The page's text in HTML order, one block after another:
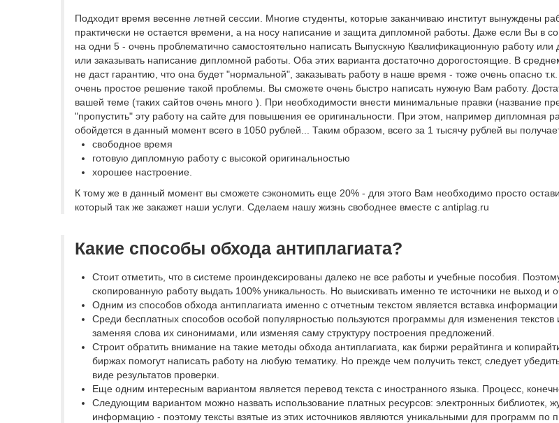
Подходит время весенне летней сессии. Многие студенты, которые заканчиваю институт вынуждены
практически не остается времени, а на носу написание и защита дипломной работы. Даже если Вы в
на одни 5 - очень проблематично самостоятельно написать Выпускную Квалификационную работу или
или заказывать написание дипломной работы. Оба этих варианта достаточно дорогостоящие. В
не даст гарантию, что она будет "нормальной", заказывать работу в наше время - тоже очень опасно
очень простое решение такой проблемы. Вы сможете очень быстро написать нужную Вам работу.
вашей теме (таких сайтов очень много ). При необходимости внести минимальные правки (название
"пропустить" эту работу на сайте для повышения ее оригинальности. При этом, например дипломная
обойдется в данный момент всего в 1050 рублей... Таким образом, всего за 1 тысячу рублей вы
свободное время
готовую дипломную работу с высокой оригинальностью
хорошее настроение.
К тому же в данный момент вы сможете сэкономить еще 20% - для этого Вам необходимо просто
который так же закажет наши услуги. Сделаем нашу жизнь свободнее вместе с antiplag.ru
Какие способы обхода антиплагиата?
Стоит отметить, что в системе проиндексированы далеко не все работы и учебные пособия.
скопированную работу выдать 100% уникальность. Но выискивать именно те источники не выход и
Одним из способов обхода антиплагиата именно с отчетным текстом является вставка
Среди бесплатных способов особой популярностью пользуются программы для изменения
заменяя слова их синонимами, или изменяя саму структуру построения предложений.
Строит обратить внимание на такие методы обхода антиплагиата, как биржи рерайтинга и
биржах помогут написать работу на любую тематику. Но прежде чем получить текст, следует
виде результатов проверки.
Еще одним интересным вариантом является перевод текста с иностранного языка. Процесс,
Следующим вариантом можно назвать использование платных ресурсов: электронных библиотек,
информацию - поэтому тексты взятые из этих источников являются уникальными для программ по